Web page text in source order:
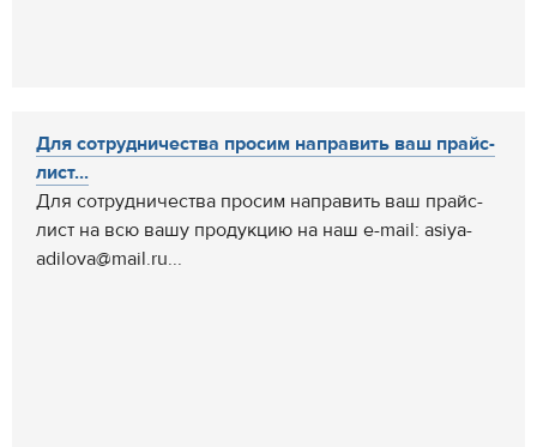
Для сотрудничества просим направить ваш прайс-
лист...
Для сотрудничества просим направить ваш прайс-
лист на всю вашу продукцию на наш e-mail: asiya-
adilova@mail.ru...